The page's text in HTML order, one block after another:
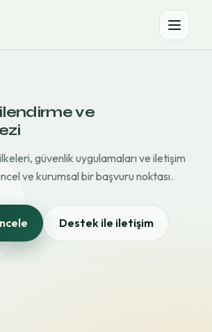
ve
güvenlik uygulamaları ve iletişim
ve kurumsal bir başvuru noktası.
Destek ile iletişim